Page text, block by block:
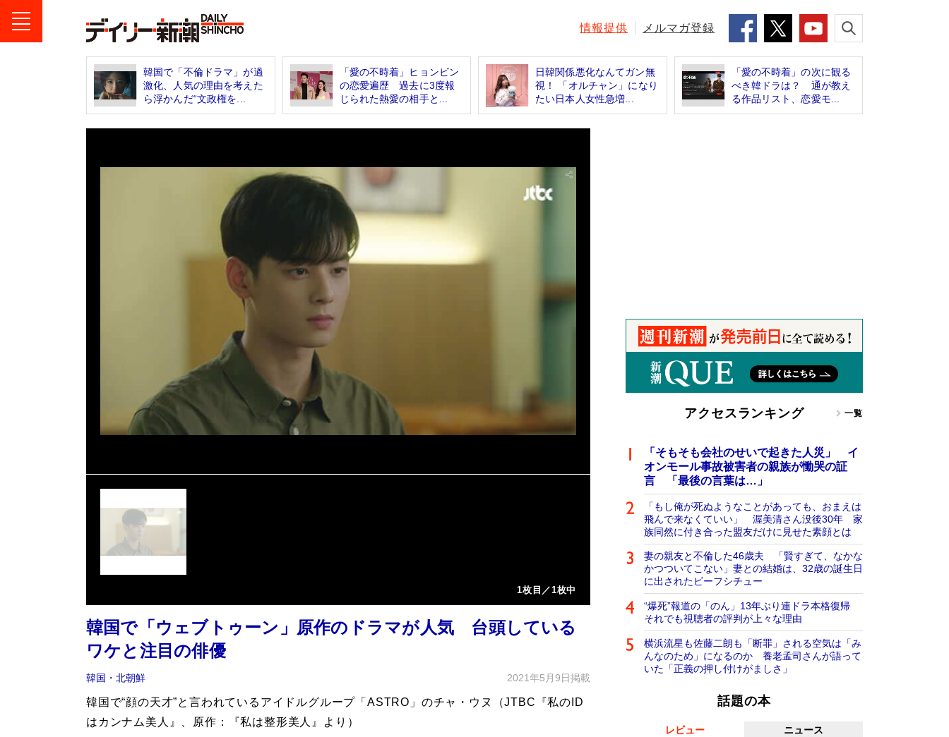
情報提供 メルマガ登録
韓国で「不倫ドラマ」が過
激化、人気の理由を考えた
ら浮かんだ“文政権を...
「愛の不時着」ヒョンビン
の恋愛遍歴 過去に3度報
じられた熱愛の相手と...
日韓関係悪化なんてガン無
視！ 「オルチャン」になり
たい日本人女性急増...
「愛の不時着」の次に観る
べき韓ドラは？ 通が教え
る作品リスト、恋愛モ...
1枚目／1枚中
韓国で「ウェブトゥーン」原作のドラマが人気 台頭している
ワケと注目の俳優
韓国・北朝鮮 2021年5月9日掲載
韓国で“顔の天才”と言われているアイドルグループ「ASTRO」のチャ・ウヌ（JTBC『私のID
はカンナム美人』、原作：『私は整形美人』より）
アクセスランキング 一覧
「そもそも会社のせいで起きた人災」 イ
オンモール事故被害者の親族が慟哭の証
言 「最後の言葉は…」
「もし俺が死ぬようなことがあっても、おまえは
飛んで来なくていい」 渥美清さん没後30年 家
族同然に付き合った盟友だけに見せた素顔とは
妻の親友と不倫した46歳夫 「賢すぎて、なかな
かつついてこない」妻との結婚は、32歳の誕生日
に出されたビーフシチュー
“爆死”報道の「のん」13年ぶり連ドラ本格復帰
それでも視聴者の評判が上々な理由
横浜流星も佐藤二朗も「断罪」される空気は「み
んなのため」になるのか 養老孟司さんが語って
いた「正義の押し付けがましさ」
話題の本
レビュー ニュース